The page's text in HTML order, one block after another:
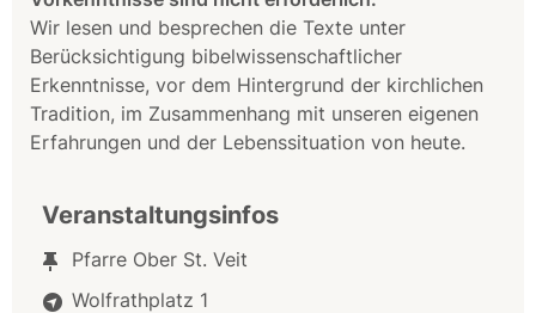
Wir lesen und besprechen die Texte unter
Berücksichtigung bibelwissenschaftlicher
Erkenntnisse, vor dem Hintergrund der kirchlichen
Tradition, im Zusammenhang mit unseren eigenen
Erfahrungen und der Lebenssituation von heute.
Veranstaltungsinfos
Pfarre Ober St. Veit
Wolfrathplatz 1